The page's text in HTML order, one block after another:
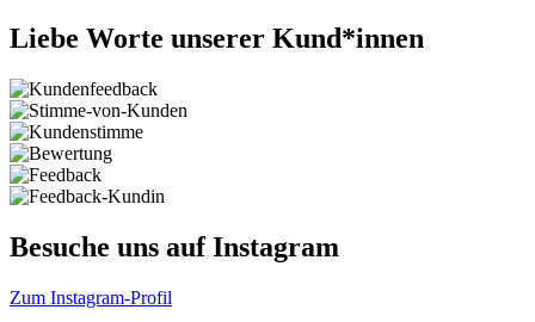
Liebe Worte unserer Kund*innen
Besuche uns auf Instagram
Zum Instagram-Profil